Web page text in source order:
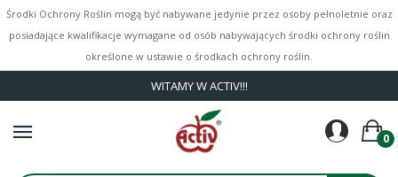
Środki Ochrony Roślin mogą być nabywane jedynie przez osoby pełnoletnie oraz
posiadające kwalifikacje wymagane od osób nabywających środki ochrony roślin
określone w ustawie o środkach ochrony roślin.
WITAMY W ACTIV!!!
0